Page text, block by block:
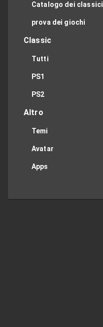
Catalogo dei classici
prova dei giochi
Classic
Tutti
PS1
PS2
Altro
Temi
Avatar
Apps